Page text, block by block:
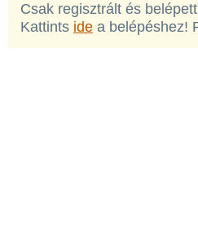
Csak regisztrált és
Kattints ide a belépéshez!